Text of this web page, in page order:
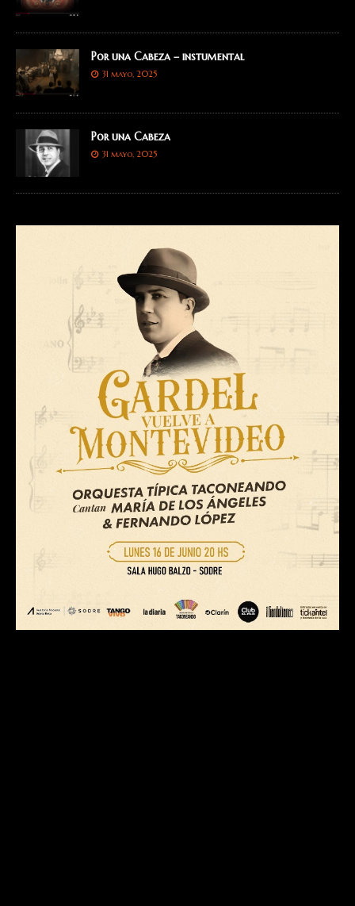
Por una Cabeza – instumental
31 mayo, 2025
Por una Cabeza
31 mayo, 2025